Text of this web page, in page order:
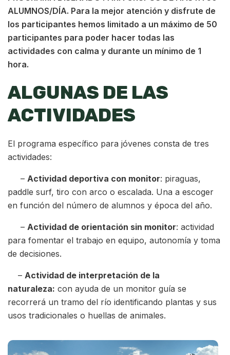
ALUMNOS/DÍA. Para la mejor atención y disfrute de
los participantes hemos limitado a un máximo de 50
participantes para poder hacer todas las
actividades con calma y durante un mínimo de 1
hora.
ALGUNAS DE LAS
ACTIVIDADES
El programa específico para jóvenes consta de tres
actividades:
– Actividad deportiva con monitor: piraguas,
paddle surf, tiro con arco o escalada. Una a escoger
en función del número de alumnos y época del año.
– Actividad de orientación sin monitor: actividad
para fomentar el trabajo en equipo, autonomía y toma
de decisiones.
– Actividad de interpretación de la
naturaleza: con ayuda de un monitor guía se
recorrerá un tramo del río identificando plantas y sus
usos tradicionales o huellas de animales.